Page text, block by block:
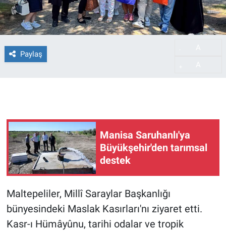
Paylaş
Manisa Saruhanlı'ya
Büyükşehir'den tarımsal
destek
Maltepeliler, Millî Saraylar Başkanlığı
bünyesindeki Maslak Kasırları'nı ziyaret etti.
Kasr-ı Hümâyûnu, tarihi odalar ve tropik